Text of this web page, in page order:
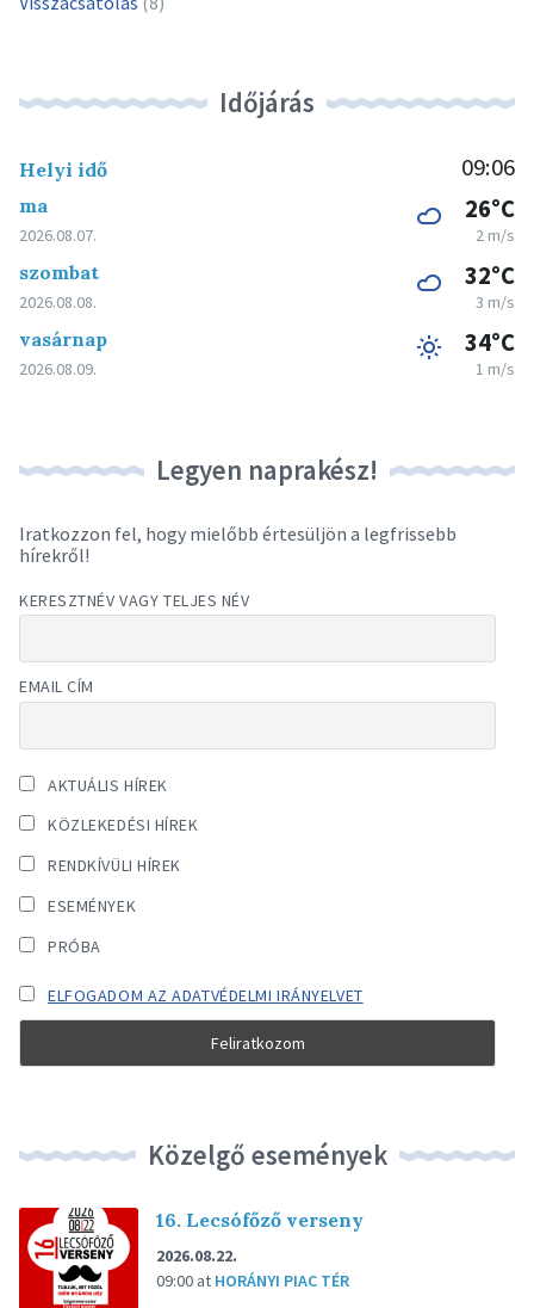
Időjárás
Helyi idő 09:06
ma
2026.08.07.
26°C
2 m/s
szombat
2026.08.08.
32°C
3 m/s
vasárnap
2026.08.09.
34°C
1 m/s
Legyen naprakész!
Iratkozzon fel, hogy mielőbb értesüljön a legfrissebb
hírekről!
KERESZTNÉV VAGY TELJES NÉV
EMAIL CÍM
AKTUÁLIS HÍREK
KÖZLEKEDÉSI HÍREK
RENDKÍVÜLI HÍREK
ESEMÉNYEK
PRÓBA
ELFOGADOM AZ ADATVÉDELMI IRÁNYELVET
Közelgő események
16. Lecsófőző verseny
2026.08.22.
09:00 at HORÁNYI PIAC TÉR